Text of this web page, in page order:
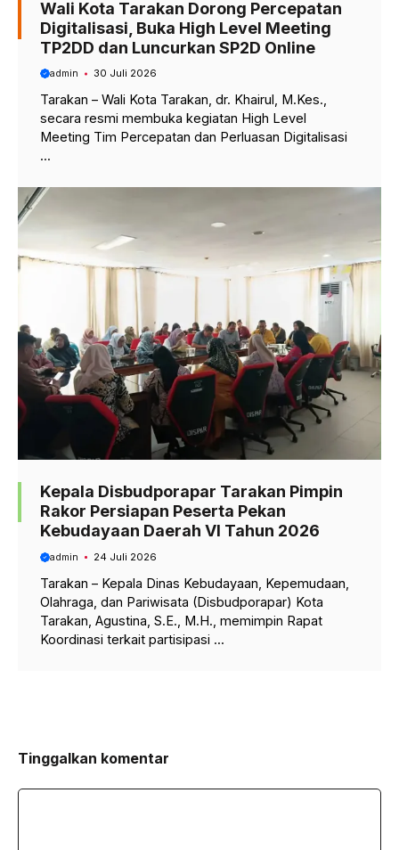
Wali Kota Tarakan Dorong Percepatan
Digitalisasi, Buka High Level Meeting
TP2DD dan Luncurkan SP2D Online
admin 30 Juli 2026
Tarakan – Wali Kota Tarakan, dr. Khairul, M.Kes.,
secara resmi membuka kegiatan High Level
Meeting Tim Percepatan dan Perluasan Digitalisasi
...
Kepala Disbudporapar Tarakan Pimpin
Rakor Persiapan Peserta Pekan
Kebudayaan Daerah VI Tahun 2026
admin 24 Juli 2026
Tarakan – Kepala Dinas Kebudayaan, Kepemudaan,
Olahraga, dan Pariwisata (Disbudporapar) Kota
Tarakan, Agustina, S.E., M.H., memimpin Rapat
Koordinasi terkait partisipasi ...
Tinggalkan komentar